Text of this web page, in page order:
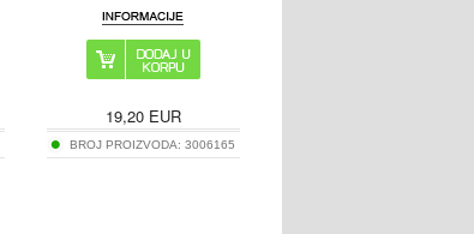
19,20 EUR
BROJ PROIZVODA:3006165